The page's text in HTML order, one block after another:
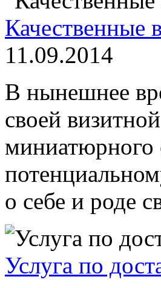
Качественные
11.09.2014
В нынешнее
своей
миниатюрного
о себе и роде
Услуга по